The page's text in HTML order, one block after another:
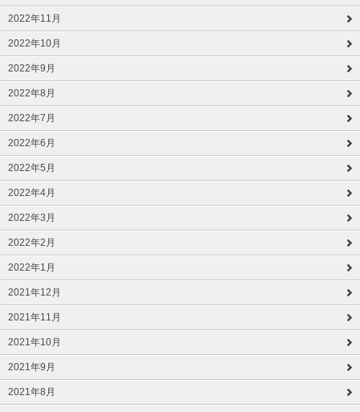
2022年11月
2022年10月
2022年9月
2022年8月
2022年7月
2022年6月
2022年5月
2022年4月
2022年3月
2022年2月
2022年1月
2021年12月
2021年11月
2021年10月
2021年9月
2021年8月